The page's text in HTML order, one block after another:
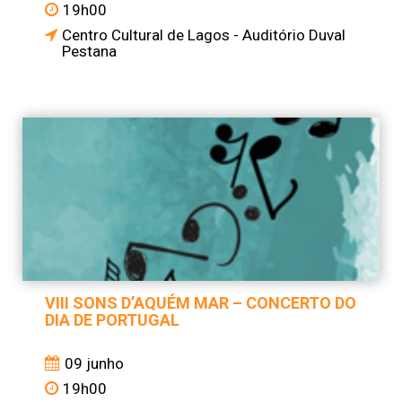
19h00
Centro Cultural de Lagos - Auditório Duval
Pestana
VIII SONS D’AQUÉM MAR – CONCERTO DO
DIA DE PORTUGAL
09 junho
19h00